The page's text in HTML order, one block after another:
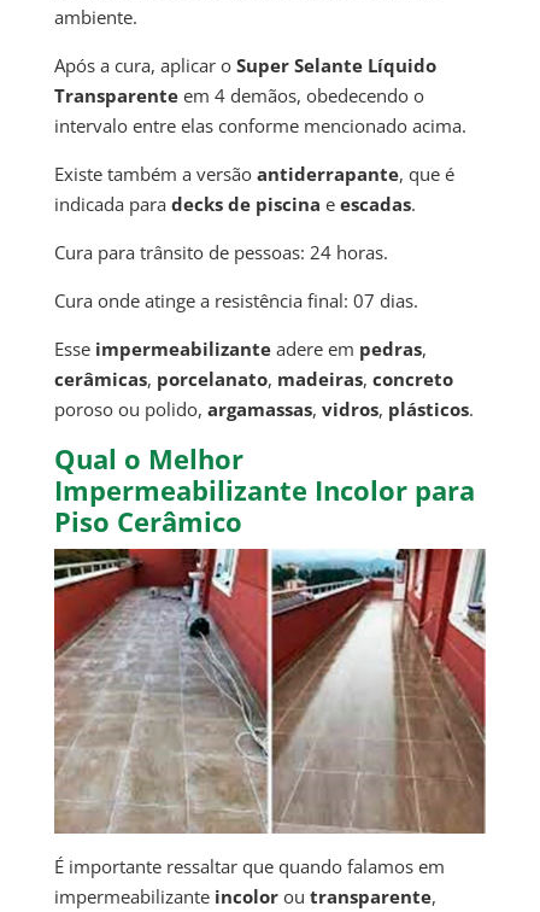
ambiente.
Após a cura, aplicar o Super Selante Líquido
Transparenteem 4 demãos, obedecendo o
intervalo entre elas conforme mencionado acima.
Existe também a versão antiderrapante, que é
indicada para decks de piscina e escadas.
Cura para trânsito de pessoas: 24 horas.
Cura onde atinge a resistência final: 07 dias.
Esseimpermeabilizanteadere em pedras,
cerâmicas, porcelanato, madeiras, concreto
poroso ou polido, argamassas, vidros, plásticos.
Qual o Melhor
Impermeabilizante Incolor para
Piso Cerâmico
É importante ressaltar que quando falamos em
impermeabilizante incolorou transparente,